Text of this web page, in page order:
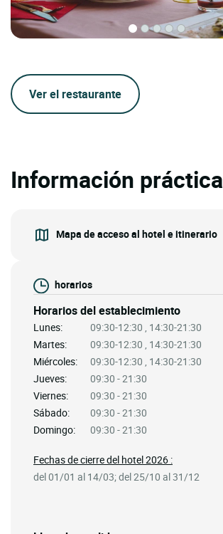
Ver el restaurante
Información práctica
Mapa de acceso al hotel e itinerario
horarios
Horarios del establecimiento
Lunes:
09:30-12:30 , 14:30-21:30
Martes:
09:30-12:30 , 14:30-21:30
Miércoles:
09:30-12:30 , 14:30-21:30
Jueves:
09:30 - 21:30
Viernes:
09:30 - 21:30
Sábado:
09:30 - 21:30
Domingo:
09:30 - 21:30
Fechas de cierre del hotel 2026 :
del 01/01 al 14/03; del 25/10 al 31/12